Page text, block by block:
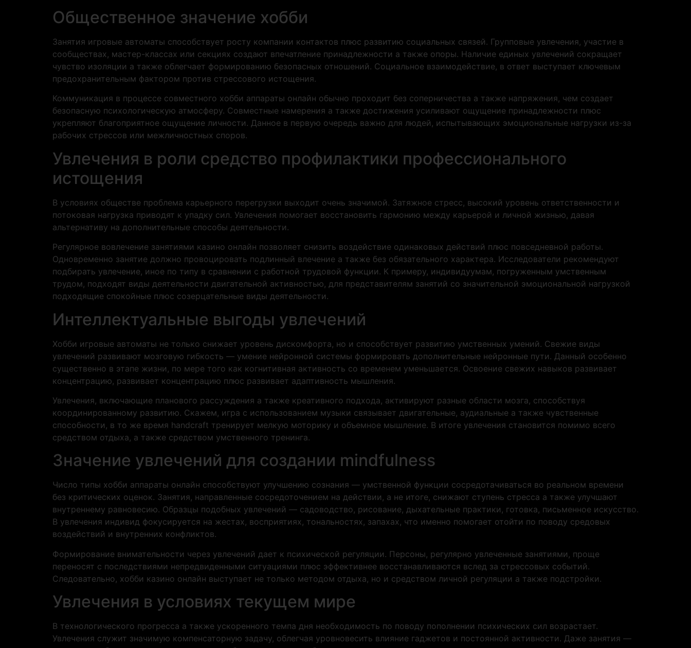
Общественное значение хобби
Занятия игровые автоматы способствует росту компании контактов плюс развитию социальных связей. Групповые увлечения, участие в
сообществах, мастер-классах или секциях создают впечатление принадлежности а также опоры. Наличие единых увлечений сокращает
чувство изоляции а также облегчает формированию безопасных отношений. Социальное взаимодействие, в ответ выступает ключевым
предохранительным фактором против стрессового истощения.
Коммуникация в процессе совместного хобби аппараты онлайн обычно проходит без соперничества а также напряжения, чем создает
безопасную психологическую атмосферу. Совместные намерения а также достижения усиливают ощущение принадлежности плюс
укрепляют благоприятное ощущение личности. Данное в первую очередь важно для людей, испытывающих эмоциональные нагрузки из-за
рабочих стрессов или межличностных споров.
Увлечения в роли средство профилактики профессионального
истощения
В условиях обществе проблема карьерного перегрузки выходит очень значимой. Затяжное стресс, высокий уровень ответственности и
потоковая нагрузка приводят к упадку сил. Увлечения помогает восстановить гармонию между карьерой и личной жизнью, давая
альтернативу на дополнительные способы деятельности.
Регулярное вовлечение занятиями казино онлайн позволяет снизить воздействие одинаковых действий плюс повседневной работы.
Одновременно занятие должно провоцировать подлинный влечение а также без обязательного характера. Исследователи рекомендуют
подбирать увлечение, иное по типу в сравнении с работной трудовой функции. К примеру, индивидуумам, погруженным умственным
трудом, подходят виды деятельности двигательной активностью, для представителям занятий со значительной эмоциональной нагрузкой
подходящие спокойные плюс созерцательные виды деятельности.
Интеллектуальные выгоды увлечений
Хобби игровые автоматы не только снижает уровень дискомфорта, но и способствует развитию умственных умений. Свежие виды
увлечений развивают мозговую гибкость — умение нейронной системы формировать дополнительные нейронные пути. Данный особенно
существенно в этапе жизни, по мере того как когнитивная активность со временем уменьшается. Освоение свежих навыков развивает
концентрацию, развивает концентрацию плюс развивает адаптивность мышления.
Увлечения, включающие планового рассуждения а также креативного подхода, активируют разные области мозга, способствуя
координированному развитию. Скажем, игра с использованием музыки связывает двигательные, аудиальные а также чувственные
способности, в то же время handcraft тренирует мелкую моторику и объемное мышление. В итоге увлечения становится помимо всего
средством отдыха, а также средством умственного тренинга.
Значение увлечений для создании mindfulness
Число типы хобби аппараты онлайн способствуют улучшению сознания — умственной функции сосредотачиваться во реальном времени
без критических оценок. Занятия, направленные сосредоточением на действии, а не итоге, снижают ступень стресса а также улучшают
внутреннему равновесию. Образцы подобных увлечений — садоводство, рисование, дыхательные практики, готовка, письменное искусство.
В увлечения индивид фокусируется на жестах, восприятиях, тональностях, запахах, что именно помогает отойти по поводу средовых
воздействий и внутренних конфликтов.
Формирование внимательности через увлечений дает к психической регуляции. Персоны, регулярно увлеченные занятиями, проще
переносят с последствиями непредвиденными ситуациями плюс эффективнее восстанавливаются вслед за стрессовых событий.
Следовательно, хобби казино онлайн выступает не только методом отдыха, но и средством личной регуляции а также подстройки.
Увлечения в условиях текущем мире
В технологического прогресса а также ускоренного темпа дня необходимость по поводу пополнении психических сил возрастает.
Увлечения служит значимую компенсаторную задачу, облегчая уровновесить влияние гаджетов и постоянной активности. Даже занятия —